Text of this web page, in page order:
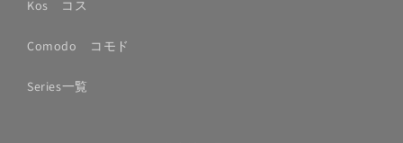
Kos コス
Comodo コモド
Series一覧